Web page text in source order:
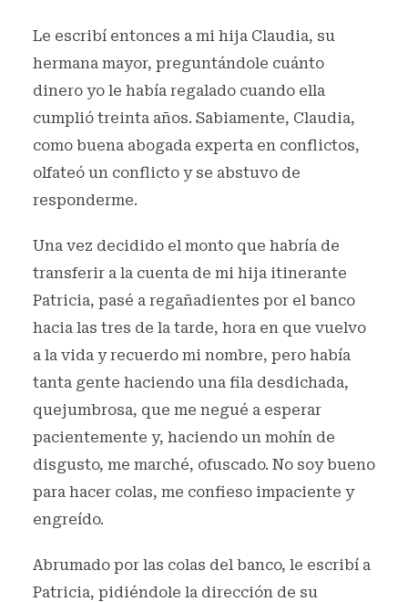
Le escribí entonces a mi hija Claudia, su
hermana mayor, preguntándole cuánto
dinero yo le había regalado cuando ella
cumplió treinta años. Sabiamente, Claudia,
como buena abogada experta en conflictos,
olfateó un conflicto y se abstuvo de
responderme.
Una vez decidido el monto que habría de
transferir a la cuenta de mi hija itinerante
Patricia, pasé a regañadientes por el banco
hacia las tres de la tarde, hora en que vuelvo
a la vida y recuerdo mi nombre, pero había
tanta gente haciendo una fila desdichada,
quejumbrosa, que me negué a esperar
pacientemente y, haciendo un mohín de
disgusto, me marché, ofuscado. No soy bueno
para hacer colas, me confieso impaciente y
engreído.
Abrumado por las colas del banco, le escribí a
Patricia, pidiéndole la dirección de su